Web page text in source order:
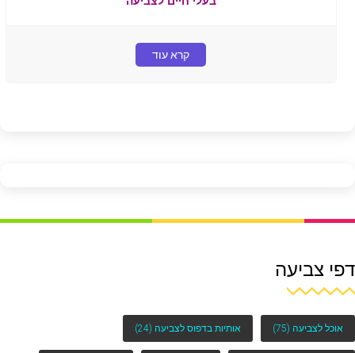
קרא עוד
דפי צביעה
אוכל לצביעה (75) אותיות בדפוס לצביעה (24)